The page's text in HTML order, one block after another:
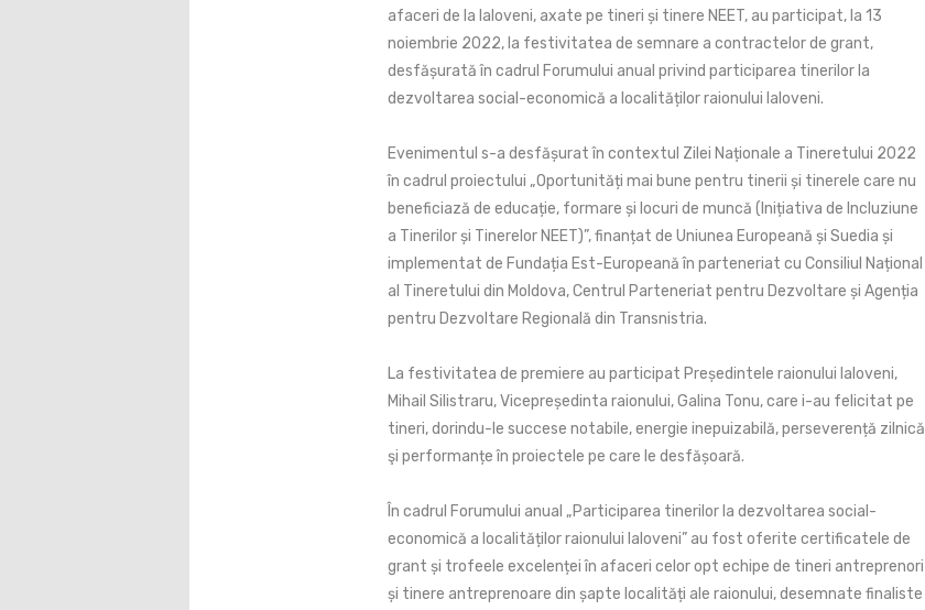
afaceri de la Ialoveni, axate pe tineri și tinere NEET, au participat, la 13
noiembrie 2022, la festivitatea de semnare a contractelor de grant,
desfășurată în cadrul Forumului anual privind participarea tinerilor la
dezvoltarea social-economică a localităților raionului Ialoveni.
Evenimentul s-a desfășurat în contextul Zilei Naționale a Tineretului 2022
în cadrul proiectului „Oportunități mai bune pentru tinerii și tinerele care nu
beneficiază de educație, formare și locuri de muncă (Inițiativa de Incluziune
a Tinerilor și Tinerelor NEET)”, finanțat de Uniunea Europeană și Suedia și
implementat de Fundația Est-Europeană în parteneriat cu Consiliul Național
al Tineretului din Moldova, Centrul Parteneriat pentru Dezvoltare și Agenția
pentru Dezvoltare Regională din Transnistria.
La festivitatea de premiere au participat Președintele raionului Ialoveni,
Mihail Silistraru, Vicepreședinta raionului, Galina Tonu, care i-au felicitat pe
tineri, dorindu-le succese notabile, energie inepuizabilă, perseverență zilnică
şi performanțe în proiectele pe care le desfășoară.
În cadrul Forumului anual „Participarea tinerilor la dezvoltarea social-
economică a localităților raionului Ialoveni” au fost oferite certificatele de
grant și trofeele excelenței în afaceri celor opt echipe de tineri antreprenori
și tinere antreprenoare din șapte localități ale raionului, desemnate finaliste